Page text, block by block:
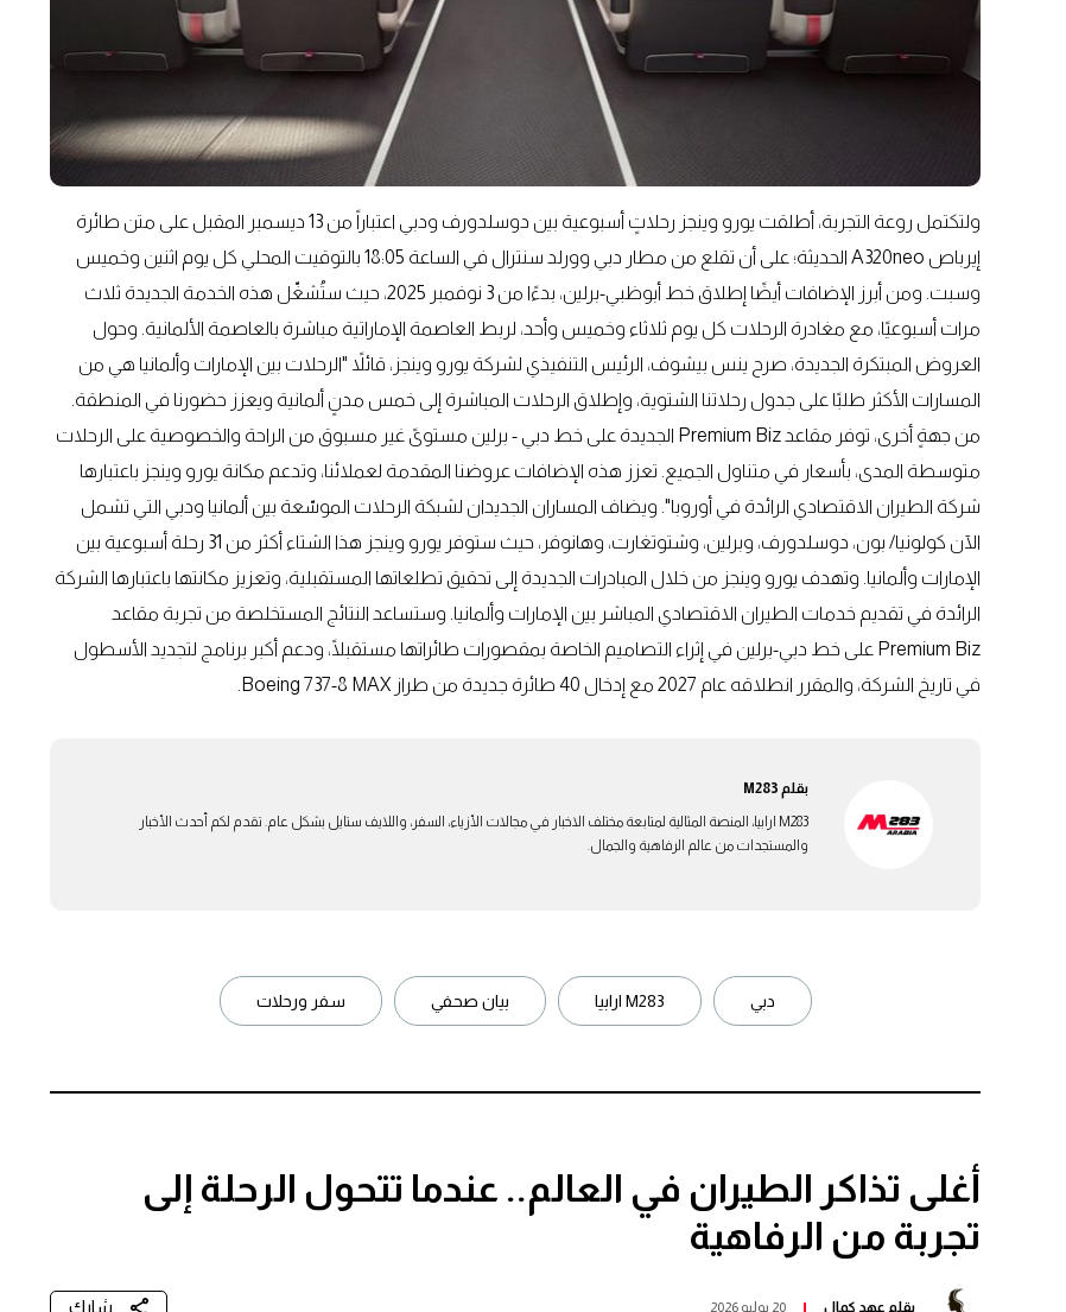
ولتكتمل روعة التجربة، أطلقت يورو وينجز رحلاتٍ أسبوعية بين دوسلدورف ودبي اعتباراً من 13 ديسمبر المقبل على متن طائرة
إيرباص A320neo الحديثة؛ على أن تقلع من مطار دبي وورلد سنترال في الساعة 18:05 بالتوقيت المحلي كل يوم اثنين وخميس
وسبت. ومن أبرز الإضافات أيضًا إطلاق خط أبوظبي-برلين، بدءًا من 3 نوفمبر 2025، حيث ستُشغّل هذه الخدمة الجديدة ثلاث
مرات أسبوعيًا، مع مغادرة الرحلات كل يوم ثلاثاء وخميس وأحد، لربط العاصمة الإماراتية مباشرة بالعاصمة الألمانية. وحول
العروض المبتكرة الجديدة، صرح ينس بيشوف، الرئيس التنفيذي لشركة يورو وينجز، قائلاً "الرحلات بين الإمارات وألمانيا هي من
المسارات الأكثر طلبًا على جدول رحلاتنا الشتوية، وإطلاق الرحلات المباشرة إلى خمس مدنٍ ألمانية ويعزز حضورنا في المنطقة.
من جهةٍ أخرى، توفر مقاعد Premium Biz الجديدة على خط دبي - برلين مستوىً غير مسبوق من الراحة والخصوصية على الرحلات
متوسطة المدى، بأسعار في متناول الجميع. تعزز هذه الإضافات عروضنا المقدمة لعملائنا، وتدعم مكانة يورو وينجز باعتبارها
شركة الطيران الاقتصادي الرائدة في أوروبا". ويضاف المساران الجديدان لشبكة الرحلات الموسّعة بين ألمانيا ودبي التي تشمل
الآن كولونيا/ بون، دوسلدورف، وبرلين، وشتوتغارت، وهانوفر، حيث ستوفر يورو وينجز هذا الشتاء أكثر من 31 رحلة أسبوعية بين
الإمارات وألمانيا. وتهدف يورو وينجز من خلال المبادرات الجديدة إلى تحقيق تطلعاتها المستقبلية، وتعزيز مكانتها باعتبارها الشركة
الرائدة في تقديم خدمات الطيران الاقتصادي المباشر بين الإمارات وألمانيا. وستساعد النتائج المستخلصة من تجربة مقاعد
Premium Biz على خط دبي-برلين في إثراء التصاميم الخاصة بمقصورات طائراتها مستقبلًا، ودعم أكبر برنامج لتجديد الأسطول
في تاريخ الشركة، والمقرر انطلاقه عام 2027 مع إدخال 40 طائرة جديدة من طراز Boeing 737-8 MAX.
بقلم M283
M283 ارابيا، المنصة المثالية لمتابعة مختلف الاخبار في مجالات الأزياء، السفر، واللايف ستايل بشكل عام. تقدم لكم أحدث الأخبار
والمستجدات من عالم الرفاهية والجمال.
دبي M283 ارابيا بيان صحفي سفر ورحلات
أغلى تذاكر الطيران في العالم.. عندما تتحول الرحلة إلى
تجربة من الرفاهية
بقلم عهد كمال 20 يوليو 2026 شارك